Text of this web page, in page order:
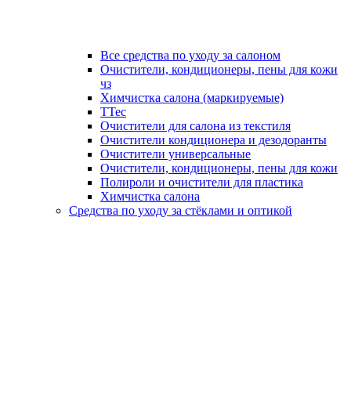
Все средства по уходу за салоном
Очистители, кондиционеры, пены для кожи
чз
Химчистка салона (маркируемые)
TTec
Очистители для салона из текстиля
Очистители кондиционера и дезодоранты
Очистители универсальные
Очистители, кондиционеры, пены для кожи
Полироли и очистители для пластика
Химчистка салона
Средства по уходу за стёклами и оптикой